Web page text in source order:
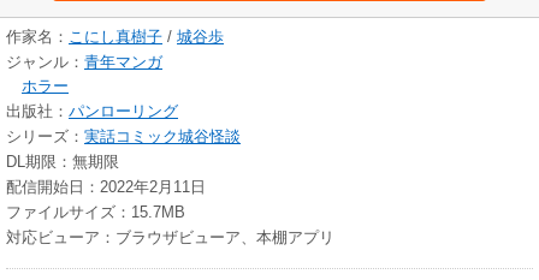
作家名： こにし真樹子 / 城谷歩
ジャンル： 青年マンガ
ホラー
出版社： パンローリング
シリーズ： 実話コミック城谷怪談
DL期限：無期限
配信開始日：2022年2月11日
ファイルサイズ：15.7MB
対応ビューア：ブラウザビューア、本棚アプリ